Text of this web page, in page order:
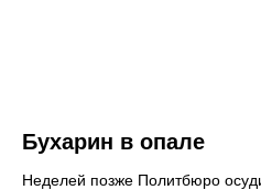
Бухарин в опале
Неделей позже Политбюро